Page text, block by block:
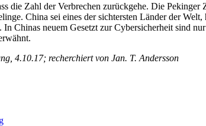
die Zahl der Verbrechen zurückgehe. Die
China sei eines der sichtersten Länder der
In Chinas neuem Gesetzt zur Cybersicherheit sind
4.10.17; recherchiert von Jan. T. Andersson